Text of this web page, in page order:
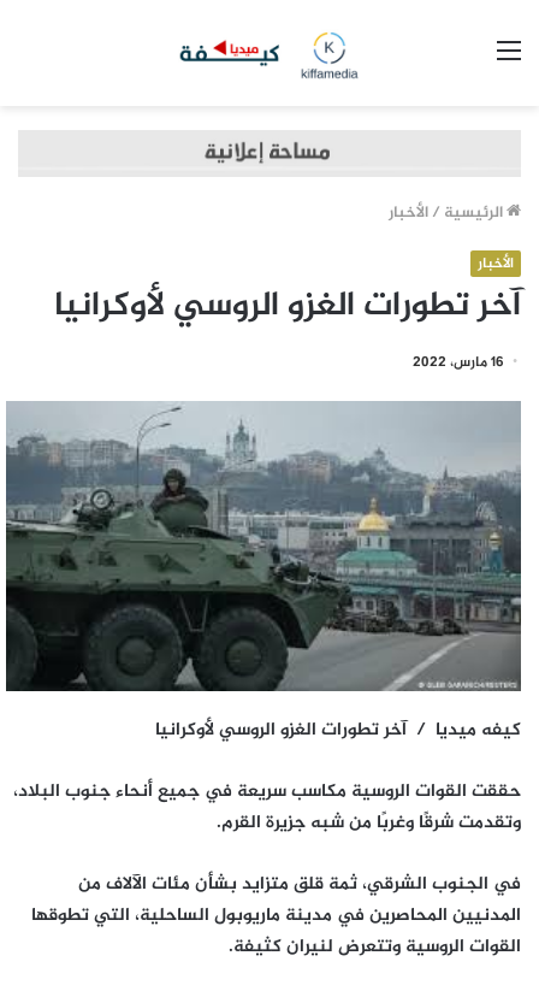
الرئيسية /الأخبار
الأخبار
آخر تطورات الغزو الروسي لأوكرانيا
16 مارس، 2022
كيفه ميديا / آخر تطورات الغزو الروسي لأوكرانيا
حققت القوات الروسية مكاسب سريعة في جميع أنحاء جنوب البلاد،
وتقدمت شرقًا وغربًا من شبه جزيرة القرم.
في الجنوب الشرقي، ثمة قلق متزايد بشأن مئات الآلاف من
المدنيين المحاصرين في مدينة ماريوبول الساحلية، التي تطوقها
القوات الروسية وتتعرض لنيران كثيفة.